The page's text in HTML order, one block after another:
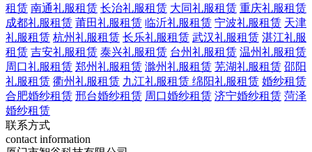
租赁 南通礼服租赁 长治礼服租赁 大同礼服租赁 重庆礼服租赁
成都礼服租赁 莆田礼服租赁 临沂礼服租赁 宁波礼服租赁 天津
礼服租赁 杭州礼服租赁 长乐礼服租赁 武汉礼服租赁 湛江礼服
租赁 吉安礼服租赁 泰兴礼服租赁 台州礼服租赁 温州礼服租赁
周口礼服租赁 郑州礼服租赁 滁州礼服租赁 芜湖礼服租赁 邵阳
礼服租赁 衢州礼服租赁 九江礼服租赁 绵阳礼服租赁 婚纱租赁
合肥婚纱租赁 邢台婚纱租赁 周口婚纱租赁 济宁婚纱租赁 菏泽
婚纱租赁
联系方式
contact information